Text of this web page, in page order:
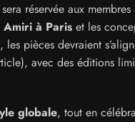
réservée aux
à Pariset les
pièces devraient
avec des éditions
globale, tout en